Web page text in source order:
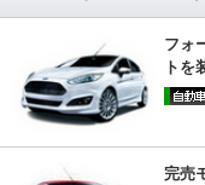
フォ
トを
完売